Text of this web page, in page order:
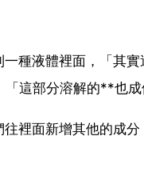
種液體裡面，「其
這部分溶解的**也成
裡面新增其他的成